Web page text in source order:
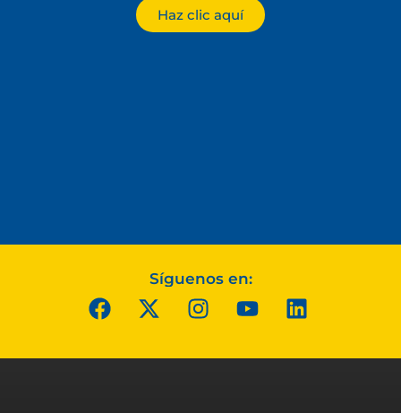
Haz clic aquí
Síguenos en: